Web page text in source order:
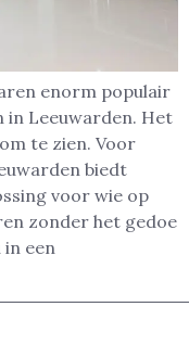
enorm populair
Leeuwarden. Het
te zien. Voor
biedt
voor wie op
zonder het gedoe
een